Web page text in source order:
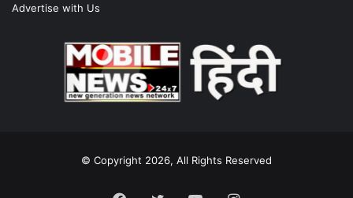
Advertise with Us
© Copyright 2026, All Rights Reserved